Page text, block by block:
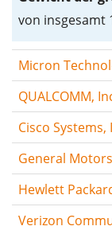
von insgesamt
Micron
QUALCOMM,
Cisco Systems,
General
Hewlett
Verizon